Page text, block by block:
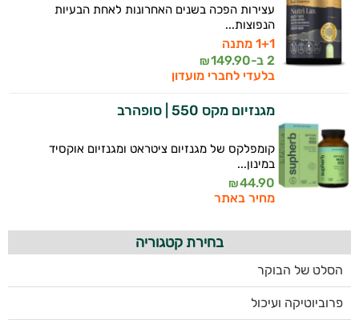
עצירות הפכה בשנים האחרונות לאחת הבעיות
הנפוצות...
1+1 מתנה
2 ב-
149.90
₪
בלעדי לחברי מועדון
מגנזיום מקס 550 | סופהרב
קומפלקס של מגנזיום ציטראט ומגנזיום אוקסיד
במינון...
44.90
₪
מחיר באתר
בחירת קטגוריה
הסלט של הבוקר
פרוביוטיקה ועיכול